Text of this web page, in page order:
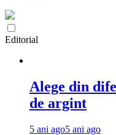
Editorial
Alege din
de argint
5 ani ago5 ani ago